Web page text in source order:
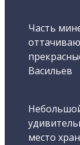
Часть
Васильев
место